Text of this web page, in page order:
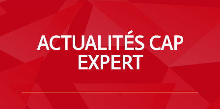
ACTUALITÉS CAP
EXPERT